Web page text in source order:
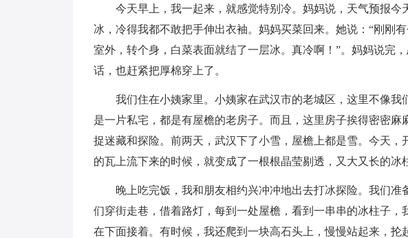
今天早上，我一起来，就感觉特别冷。妈妈说，天气预报
冰，冷得我都不敢把手伸出衣袖。妈妈买菜回来。她说：“刚刚
室外，转个身，白菜表面就结了一层冰。真冷啊！”。妈妈说完
话，也赶紧把厚棉穿上了。
我们住在小姨家里。小姨家在武汉市的老城区，这里不像我
是一片私宅，都是有屋檐的老房子。而且，这里房子挨得密密麻
捉迷藏和探险。前两天，武汉下了小雪，屋檐上都是雪。今天，
的瓦上流下来的时候，就变成了一根根晶莹剔透，又大又长的冰
晚上吃完饭，我和朋友相约兴冲冲地出去打冰探险。我们
们穿街走巷，借着路灯，每到一处屋檐，看到一串串的冰柱子，
在下面接着。有时候，我还爬到一块高石头上，慢慢站起来，